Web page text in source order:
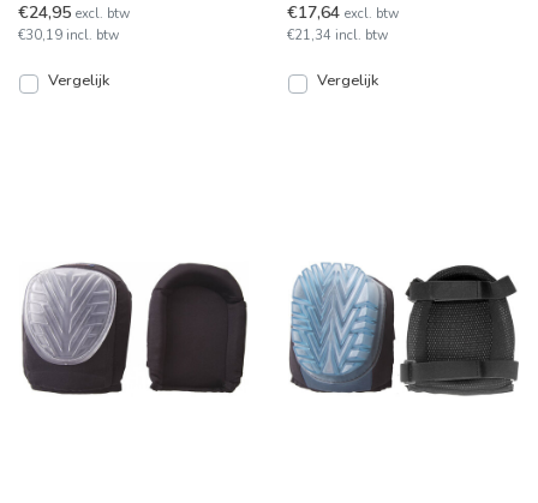
€24,95 excl. btw
€30,19 incl. btw
Vergelijk
€17,64 excl. btw
€21,34 incl. btw
Vergelijk